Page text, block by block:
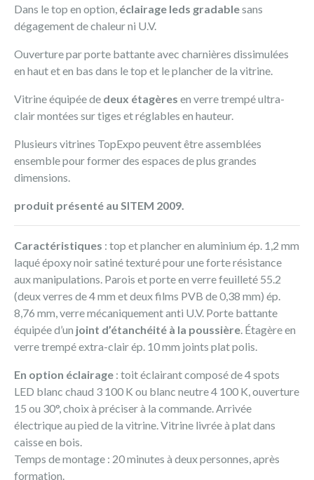
Dans le top en option, éclairage leds gradablesans
dégagement de chaleur ni U.V.
Ouverture par porte battante avec charnières dissimulées
en haut et en bas dans le top et le plancher de la vitrine.
Vitrine équipée de deux étagères en verre trempé ultra-
clair montées sur tiges et réglables en hauteur.
Plusieurs vitrines TopExpo peuvent être assemblées
ensemble pour former des espaces de plus grandes
dimensions.
produit présenté au SITEM 2009.
Caractéristiques : top et plancher en aluminium ép. 1,2 mm
laqué époxy noir satiné texturé pour une forte résistance
aux manipulations. Parois et porte en verre feuilleté 55.2
(deux verres de 4 mm et deux films PVB de 0,38 mm) ép.
8,76 mm, verre mécaniquement anti U.V. Porte battante
équipée d’un joint d’étanchéité à la poussière. Étagère en
verre trempé extra-clair ép. 10 mm joints plat polis.
En option éclairage : toit éclairant composé de 4 spots
LED blanc chaud 3 100 K ou blanc neutre 4 100 K, ouverture
15 ou 30°, choix à préciser à la commande. Arrivée
électrique au pied de la vitrine. Vitrine livrée à plat dans
caisse en bois.
Temps de montage : 20 minutes à deux personnes, après
formation.